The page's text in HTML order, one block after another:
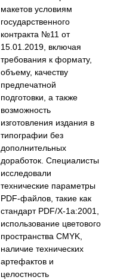
макетов условиям
государственного
контракта №11 от
15.01.2019, включая
требования к формату,
объему, качеству
предпечатной
подготовки, а также
возможность
изготовления издания в
типографии без
дополнительных
доработок. Специалисты
исследовали
технические параметры
PDF-файлов, такие как
стандарт PDF/X-1a:2001,
использование цветового
пространства CMYK,
наличие технических
артефактов и
целостность